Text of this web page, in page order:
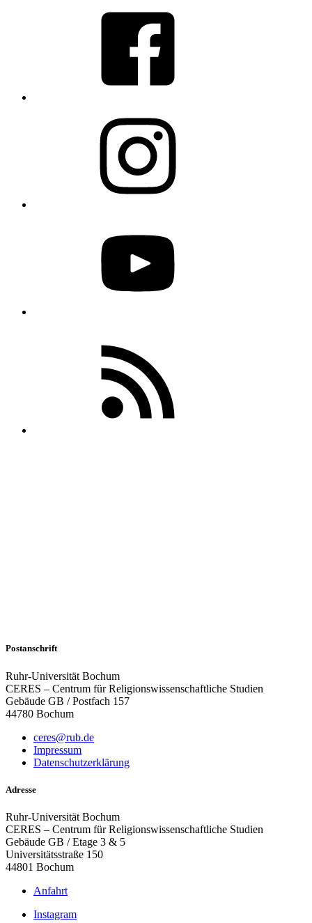
Postanschrift
Ruhr-Universität Bochum
CERES – Centrum für Religionswissenschaftliche Studien
Gebäude GB / Postfach 157
44780 Bochum
ceres@rub.de
Impressum
Datenschutzerklärung
Adresse
Ruhr-Universität Bochum
CERES – Centrum für Religionswissenschaftliche Studien
Gebäude GB / Etage 3 & 5
Universitätsstraße 150
44801 Bochum
Anfahrt
Instagram